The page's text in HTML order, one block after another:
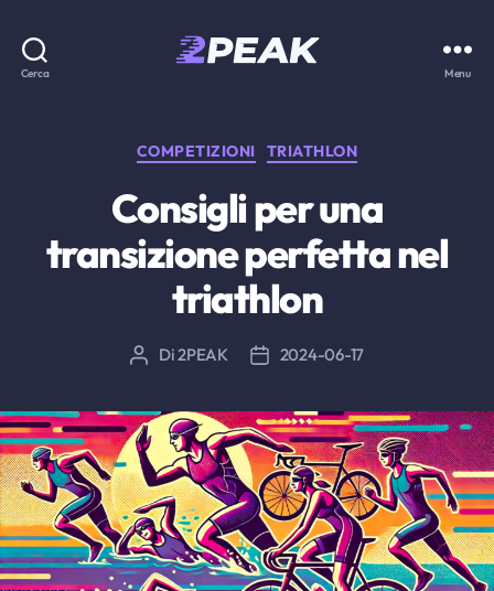
Cerca Menu
Categorie
COMPETIZIONI TRIATHLON
Consigli per una
transizione perfetta nel
triathlon
Autore
Di2PEAK
Data2024-06-17